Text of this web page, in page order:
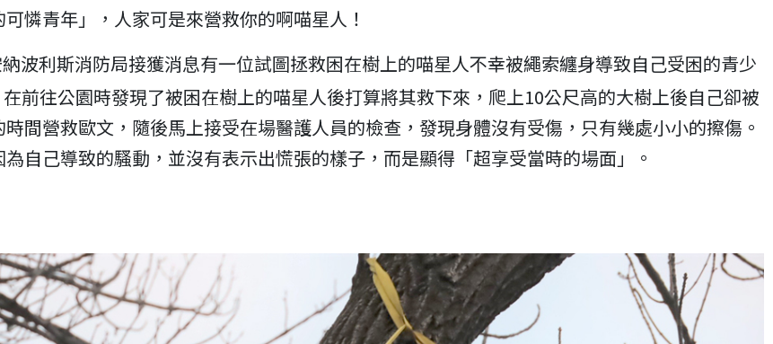
憐青年」，人家可是來營救你的啊喵星人！
波利斯消防局接獲消息有一位試圖拯救困在樹上的喵星人不幸被繩索纏身導致自己受困的青少
前往公園時發現了被困在樹上的喵星人後打算將其救下來，爬上10公尺高的大樹上後自己卻被
間營救歐文，隨後馬上接受在場醫護人員的檢查，發現身體沒有受傷，只有幾處小小的擦傷。
自己導致的騷動，並沒有表示出慌張的樣子，而是顯得「超享受當時的場面」。